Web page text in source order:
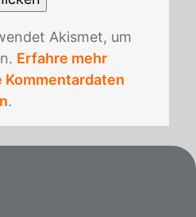
Akis­met, um
Erfahre mehr
Kommentardaten
.